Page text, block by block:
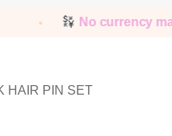
No currency markup